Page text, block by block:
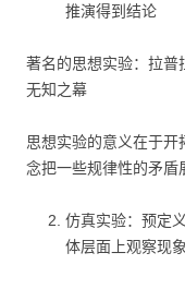
推演得到结论
著名的思想实验：拉普
无知之幕
思想实验的意义在于
念把一些规律性的矛盾
仿真实验：预定
体层面上观察现象